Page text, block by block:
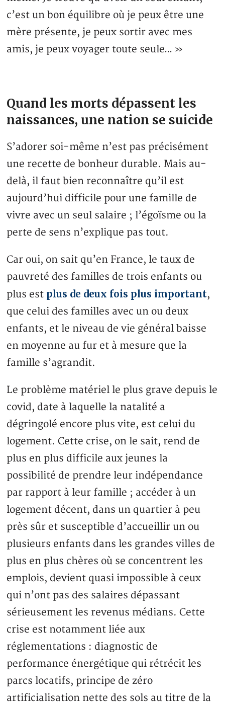
c’est un bon équilibre où je peux être une
mère présente, je peux sortir avec mes
amis, je peux voyager toute seule… »
Quand les morts dépassent les
naissances, une nation se suicide
S’adorer soi-même n’est pas précisément
une recette de bonheur durable. Mais au-
delà, il faut bien reconnaître qu’il est
aujourd’hui difficile pour une famille de
vivre avec un seul salaire ; l’égoïsme ou la
perte de sens n’explique pas tout.
Car oui, on sait qu’en France, le taux de
pauvreté des familles de trois enfants ou
plus est plus de deux fois plus important,
que celui des familles avec un ou deux
enfants, et le niveau de vie général baisse
en moyenne au fur et à mesure que la
famille s’agrandit.
Le problème matériel le plus grave depuis le
covid, date à laquelle la natalité a
dégringolé encore plus vite, est celui du
logement. Cette crise, on le sait, rend de
plus en plus difficile aux jeunes la
possibilité de prendre leur indépendance
par rapport à leur famille ; accéder à un
logement décent, dans un quartier à peu
près sûr et susceptible d’accueillir un ou
plusieurs enfants dans les grandes villes de
plus en plus chères où se concentrent les
emplois, devient quasi impossible à ceux
qui n’ont pas des salaires dépassant
sérieusement les revenus médians. Cette
crise est notamment liée aux
réglementations : diagnostic de
performance énergétique qui rétrécit les
parcs locatifs, principe de zéro
artificialisation nette des sols au titre de la